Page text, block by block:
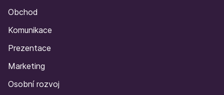
Obchod
Komunikace
Prezentace
Marketing
Osobní rozvoj